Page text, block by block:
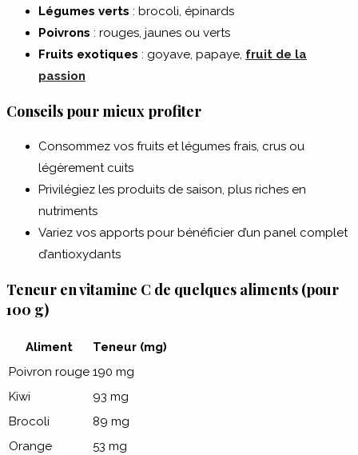
Légumes verts : brocoli, épinards
Poivrons : rouges, jaunes ou verts
Fruits exotiques : goyave, papaye, fruit de la
passion
Conseils pour mieux profiter
Consommez vos fruits et légumes frais, crus ou
légèrement cuits
Privilégiez les produits de saison, plus riches en
nutriments
Variez vos apports pour bénéficier d’un panel complet
d’antioxydants
Teneur en vitamine C de quelques aliments (pour
100 g)
Aliment
Teneur (mg)
Poivron rouge 190 mg
Kiwi
93 mg
Brocoli
89 mg
Orange
53 mg